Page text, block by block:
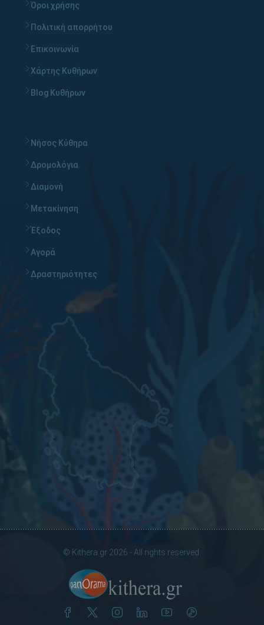
Όροι χρήσης
Πολιτική απορρήτου
Επικοινωνία
Χάρτης Κυθήρων
Blog Κυθήρων
Νήσος Κύθηρα
Δρομολόγια
Διαμονή
Μετακίνηση
Έξοδος
Αγορά
Δραστηριότητες
© Kithera.gr 2026 - All rights reserved.